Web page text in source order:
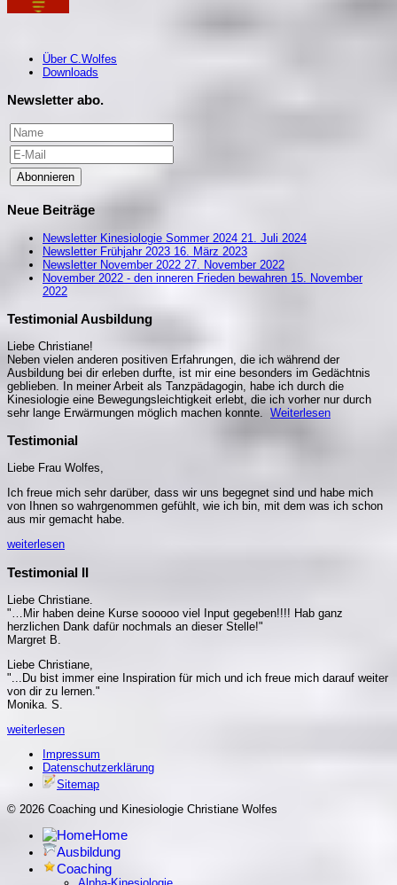
Über C.Wolfes
Downloads
Newsletter abo.
Abonnieren
Neue Beiträge
Newsletter Kinesiologie Sommer 2024 21. Juli 2024
Newsletter Frühjahr 2023 16. März 2023
Newsletter November 2022 27. November 2022
November 2022 - den inneren Frieden bewahren 15. November
2022
Testimonial Ausbildung
Liebe Christiane!
Neben vielen anderen positiven Erfahrungen, die ich während der
Ausbildung bei dir erleben durfte, ist mir eine besonders im Gedächtnis
geblieben. In meiner Arbeit als Tanzpädagogin, habe ich durch die
Kinesiologie eine Bewegungsleichtigkeit erlebt, die ich vorher nur durch
sehr lange Erwärmungen möglich machen konnte. Weiterlesen
Testimonial
Liebe Frau Wolfes,
Ich freue mich sehr darüber, dass wir uns begegnet sind und habe mich
von Ihnen so wahrgenommen gefühlt, wie ich bin, mit dem was ich schon
aus mir gemacht habe.
weiterlesen
Testimonial II
Liebe Christiane.
"…Mir haben deine Kurse sooooo viel Input gegeben!!!! Hab ganz
herzlichen Dank dafür nochmals an dieser Stelle!"
Margret B.
Liebe Christiane,
"...Du bist immer eine Inspiration für mich und ich freue mich darauf weiter
von dir zu lernen."
Monika. S.
weiterlesen
Impressum
Datenschutzerklärung
Sitemap
© 2026 Coaching und Kinesiologie Christiane Wolfes
Home
Ausbildung
Coaching